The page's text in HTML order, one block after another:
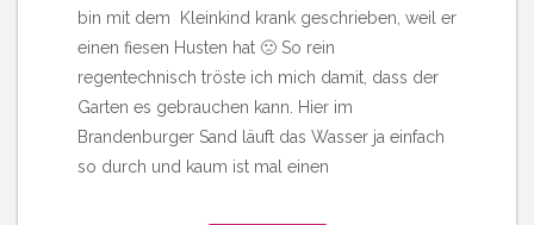
bin mit dem Kleinkind krank geschrieben, weil er
einen fiesen Husten hat 🙁 So rein
regentechnisch tröste ich mich damit, dass der
Garten es gebrauchen kann. Hier im
Brandenburger Sand läuft das Wasser ja einfach
so durch und kaum ist mal einen